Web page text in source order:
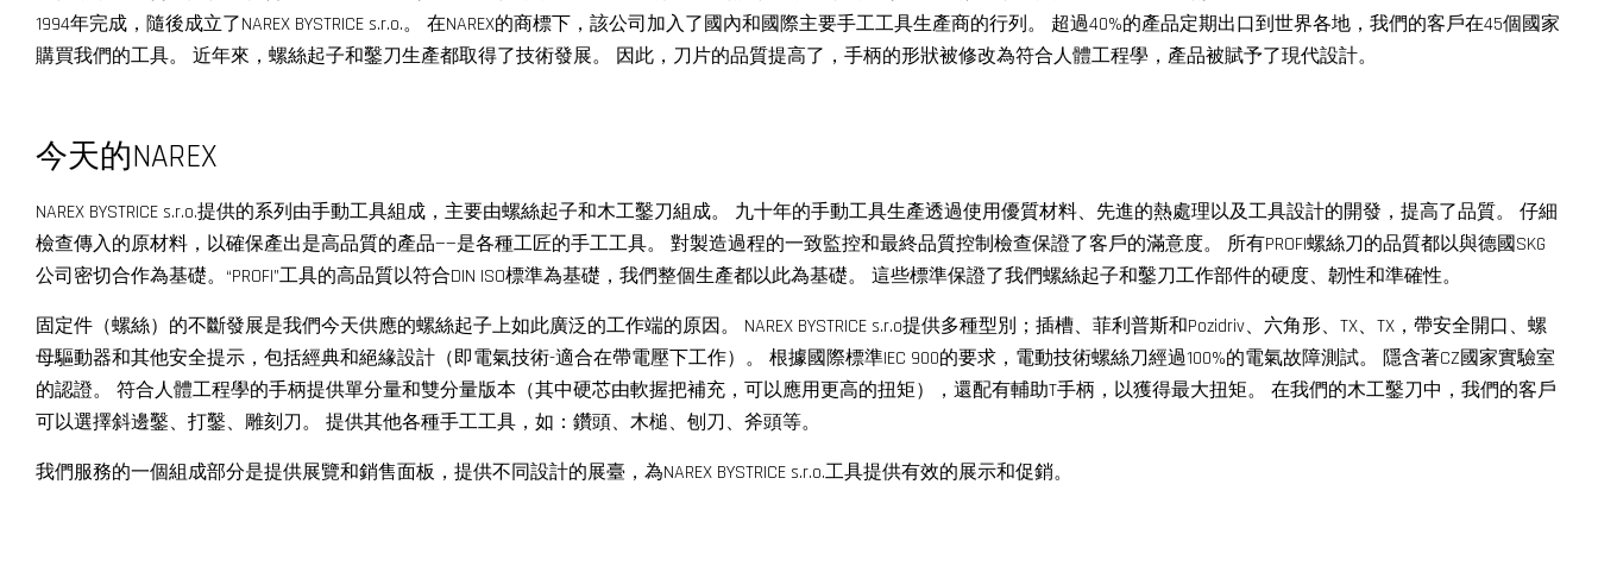
1994年完成，隨後成立了NAREX BYSTRICE s.r.o.。 在NAREX的商標下，該公司加入了國內和國際主要手工工具生產商的行列。 超過40%的產品定期出口到世界各地，我們的客戶在45個國家
購買我們的工具。 近年來，螺絲起子和鑿刀生產都取得了技術發展。 因此，刀片的品質提高了，手柄的形狀被修改為符合人體工程學，產品被賦予了現代設計。
今天的NAREX
NAREX BYSTRICE s.r.o.提供的系列由手動工具組成，主要由螺絲起子和木工鑿刀組成。 九十年的手動工具生產透過使用優質材料、先進的熱處理以及工具設計的開發，提高了品質。 仔細
檢查傳入的原材料，以確保產出是高品質的產品——是各種工匠的手工工具。 對製造過程的一致監控和最終品質控制檢查保證了客戶的滿意度。 所有PROFI螺絲刀的品質都以與德國SKG
公司密切合作為基礎。“PROFI”工具的高品質以符合DIN ISO標準為基礎，我們整個生產都以此為基礎。 這些標準保證了我們螺絲起子和鑿刀工作部件的硬度、韌性和準確性。
固定件（螺絲）的不斷發展是我們今天供應的螺絲起子上如此廣泛的工作端的原因。 NAREX BYSTRICE s.r.o提供多種型別；插槽、菲利普斯和Pozidriv、六角形、TX、TX，帶安全開口、螺
母驅動器和其他安全提示，包括經典和絕緣設計（即電氣技術-適合在帶電壓下工作）。 根據國際標準IEC 900的要求，電動技術螺絲刀經過100%的電氣故障測試。 隱含著CZ國家實驗室
的認證。 符合人體工程學的手柄提供單分量和雙分量版本（其中硬芯由軟握把補充，可以應用更高的扭矩），還配有輔助T手柄，以獲得最大扭矩。 在我們的木工鑿刀中，我們的客戶
可以選擇斜邊鑿、打鑿、雕刻刀。 提供其他各種手工工具，如：鑽頭、木槌、刨刀、斧頭等。
我們服務的一個組成部分是提供展覽和銷售面板，提供不同設計的展臺，為NAREX BYSTRICE s.r.o.工具提供有效的展示和促銷。